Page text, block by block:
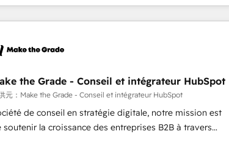
HubSpot ecosystem, we blend strategy, technology,
winning design to build scalable, globally
& RevOps frameworks that fuel long-term
integrations, ensure long-term adoption with
management programs, and align marketing, sales,
service to drive sustainable growth With 6 key
accreditations and experience across hundreds of
the Grade - Conseil et intégrateur HubSpot
元：Make the Grade - Conseil et intégrateur HubSpot
de conseil en stratégie digitale, notre mission est
soutenir la croissance des entreprises B2B à travers